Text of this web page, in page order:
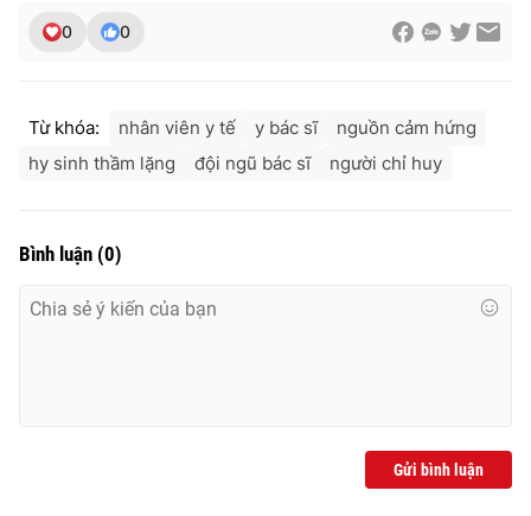
0 0
Từ khóa: nhân viên y tế y bác sĩ
nguồn cảm hứng
hy sinh thầm lặng
đội ngũ bác sĩ người chỉ huy
Bình luận (0)
Gửi bình luận